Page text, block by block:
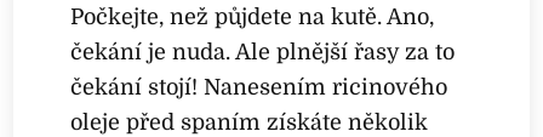
Počkejte, než půjdete na kutě. Ano,
čekání je nuda. Ale plnější řasy za to
čekání stojí! Nanesením ricinového
oleje před spaním získáte několik